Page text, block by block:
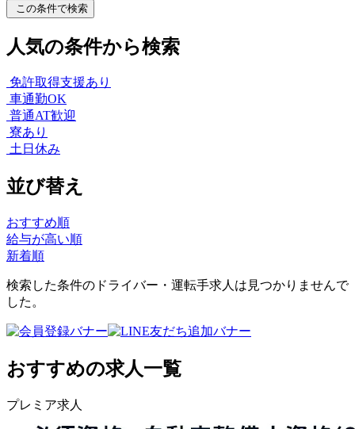
この条件で検索
人気の条件から検索
免許取得支援あり
車通勤OK
普通AT歓迎
寮あり
土日休み
並び替え
おすすめ順
給与が高い順
新着順
検索した条件のドライバー・運転手求人は見つかりませんで
した。
おすすめの求人一覧
プレミア求人